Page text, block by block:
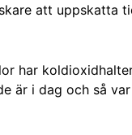
att uppskatta
har
är i dag och så